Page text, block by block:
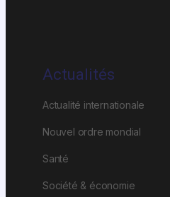
Actualités
Actualité internationale
Nouvel ordre mondial
Santé
Société & économie